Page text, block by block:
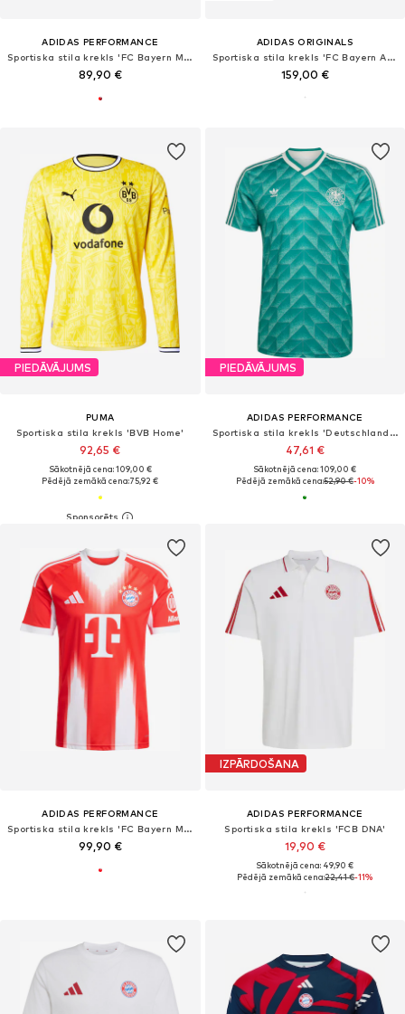
ADIDAS PERFORMANCE
Sportiska stila krekls 'FC Bayern München Stadium'
89,90 €
ADIDAS ORIGINALS
Sportiska stila krekls 'FC Bayern Away 26-27'
159,00 €
PIEDĀVĀJUMS
PUMA
Sportiska stila krekls 'BVB Home'
92,65 €
Sākotnējā cena: 109,00 €
Pēdējā zemākā cena:75,92 €
PIEDĀVĀJUMS
ADIDAS PERFORMANCE
Sportiska stila krekls 'Deutschland 1990'
47,61 €
Sākotnējā cena: 109,00 €
Pēdējā zemākā cena:52,90 €-10%
ADIDAS PERFORMANCE
Sportiska stila krekls 'FC Bayern München 2025/2026'
99,90 €
IZPĀRDOŠANA
ADIDAS PERFORMANCE
Sportiska stila krekls 'FCB DNA'
19,90 €
Sākotnējā cena: 49,90 €
Pēdējā zemākā cena:22,41 €-11%